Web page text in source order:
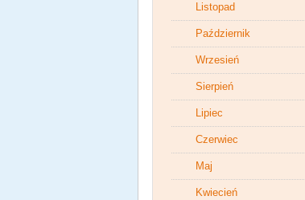
Listopad
Październik
Wrzesień
Sierpień
Lipiec
Czerwiec
Maj
Kwiecień